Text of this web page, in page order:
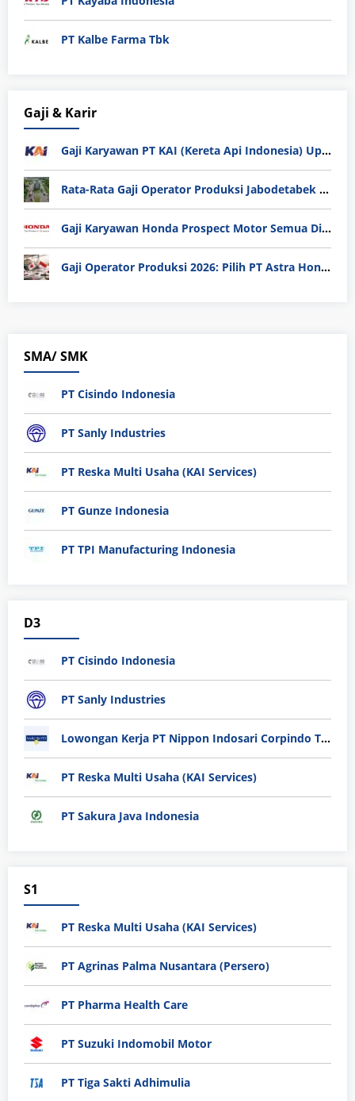
PT Kalbe Farma Tbk
Gaji & Karir
Gaji Karyawan PT KAI (Kereta Api Indonesia) Update 2025
Rata-Rata Gaji Operator Produksi Jabodetabek 2025: Bedah Tuntas UMK, Lemburan, dan Realita Hidup Buruh
Gaji Karyawan Honda Prospect Motor Semua Divisi
Gaji Operator Produksi 2026: Pilih PT Astra Honda Motor (AHM) atau Manufaktur di Jepang?
SMA/ SMK
PT Cisindo Indonesia
PT Sanly Industries
PT Reska Multi Usaha (KAI Services)
PT Gunze Indonesia
PT TPI Manufacturing Indonesia
D3
PT Cisindo Indonesia
PT Sanly Industries
Lowongan Kerja PT Nippon Indosari Corpindo Tbk. Bulan Agustus 2026
PT Reska Multi Usaha (KAI Services)
PT Sakura Java Indonesia
S1
PT Reska Multi Usaha (KAI Services)
PT Agrinas Palma Nusantara (Persero)
PT Pharma Health Care
PT Suzuki Indomobil Motor
PT Tiga Sakti Adhimulia